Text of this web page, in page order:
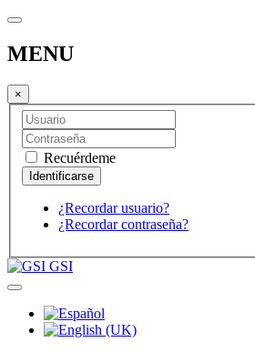
MENU
×
Recuérdeme
¿Recordar usuario?
¿Recordar contraseña?
GSI